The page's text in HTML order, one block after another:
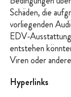
Schäden, die
vorliegenden
EDV-
entstehen
Viren oder
Hyperlinks